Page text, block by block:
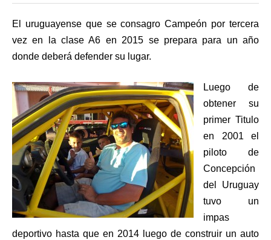
El uruguayense que se consagro Campeón por tercera
vez en la clase A6 en 2015 se prepara para un año
donde deberá defender su lugar.
Luego de
obtener su
primer Titulo
en 2001 el
piloto de
Concepción
del Uruguay
tuvo un
impas
deportivo hasta que en 2014 luego de construir un auto